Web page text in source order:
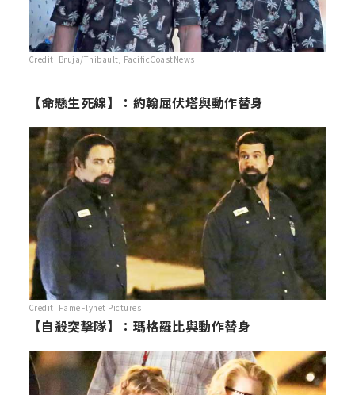
Credit: Bruja/Thibault, PacificCoastNews
【命懸生死線】：約翰屈伏塔與動作替身
Credit: FameFlynet Pictures
【自殺突擊隊】：瑪格羅比與動作替身